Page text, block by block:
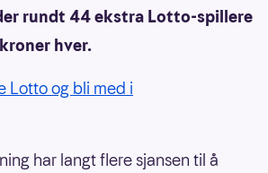
rundt 44 ekstra Lotto-spillere
hver.
Lotto og bli med i
har langt flere sjansen til å